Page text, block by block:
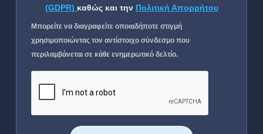
(GDPR) καθώς και την Πολιτική Απορρήτου
Μπορείτε να διαγραφείτε οποιαδήποτε στιγμή
χρησιμοποιώντας τον αντίστοιχο σύνδεσμο που
περιλαμβάνεται σε κάθε ενημερωτικό δελτίο.